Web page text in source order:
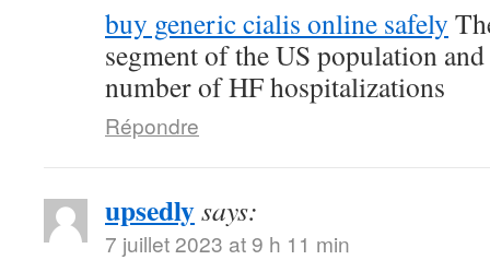
buy generic cialis online safely
segment of the US population
number of HF hospitalizations
Répondre
upsedlysays:
7 juillet 2023 at 9 h 11 min